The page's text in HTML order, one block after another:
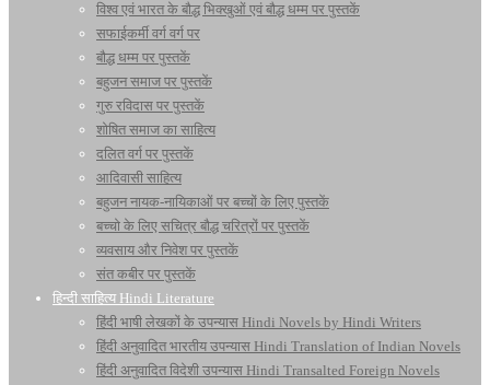
विश्व एवं भारत के बौद्ध भिक्खुओं एवं बौद्ध धम्म पर पुस्तकें
सफाईकर्मी वर्ग वर्ग पर
बौद्ध धम्म पर पुस्तकें
बहुजन समाज पर पुस्तकें
गुरु रविदास पर पुस्तकें
शोषित समाज का साहित्य
दलित वर्ग पर पुस्तकें
आदिवासी साहित्य
बहुजन नायक-नायिकाओं पर बच्चों के लिए पुस्तकें
बच्चो के लिए सचित्र बौद्ध चरित्रों पर पुस्तकें
व्यवसाय और निवेश पर पुस्तकें
संत कबीर पर पुस्तकें
हिन्दी साहित्य Hindi Literature
हिंदी भाषी लेखकों के उपन्यास Hindi Novels by Hindi Writers
हिंदी अनुवादित भारतीय उपन्यास Hindi Translation of Indian Novels
हिंदी अनुवादित विदेशी उपन्यास Hindi Transalted Foreign Novels